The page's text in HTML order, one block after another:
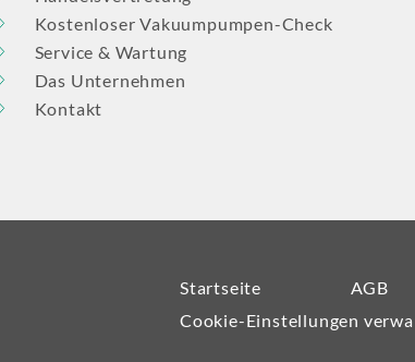
Kostenloser Vakuumpumpen-Check
Service & Wartung
Das Unternehmen
Kontakt
Startseite
AGB
Cookie-Einstellungen